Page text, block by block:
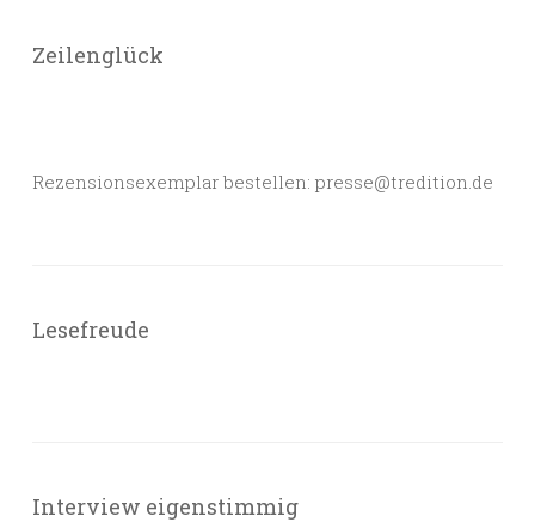
Zeilenglück
Rezensionsexemplar bestellen: presse@tredition.de
Lesefreude
Interview eigenstimmig